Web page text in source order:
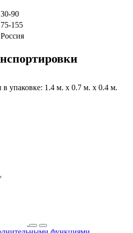
30-90
75-155
Россия
в упаковке: 1.4 м. x 0.7 м. x 0.4 м.